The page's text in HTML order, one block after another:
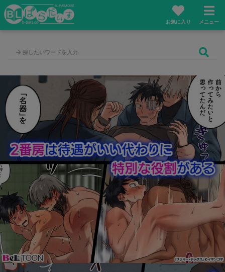
お気に入り メニュー